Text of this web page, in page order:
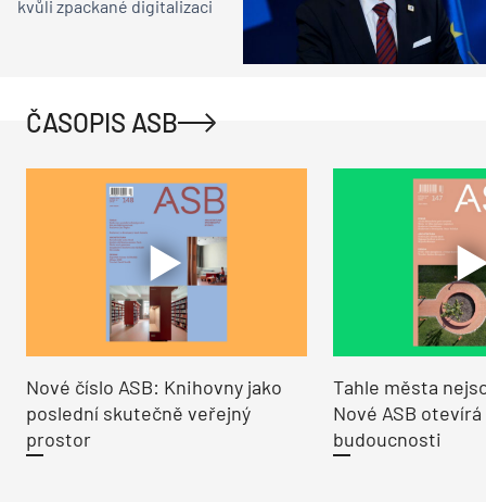
kvůli zpackané digitalizaci
ČASOPIS ASB
Nové číslo ASB: Knihovny jako
poslední skutečně veřejný
prostor
Tahle města
Nové ASB
budoucnosti